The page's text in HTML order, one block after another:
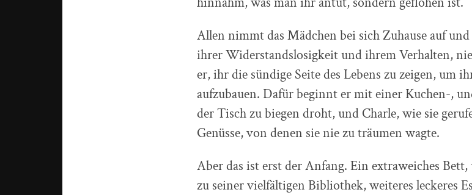
Allen nimmt das Mädchen bei sich Zuhause auf
ihrer Widerstandslosigkeit und ihrem Verhalten,
er, ihr die sündige Seite des Lebens zu zeigen, um
aufzubauen. Dafür beginnt er mit einer Kuchen-,
der Tisch zu biegen droht, und Charle, wie sie
Genüsse, von denen sie nie zu träumen wagte.
Aber das ist erst der Anfang. Ein extraweiches
zu seiner vielfältigen Bibliothek, weiteres leckeres